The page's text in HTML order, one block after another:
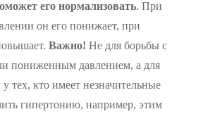
его нормализовать. При
он его понижает, при
Важно! Не для борьбы с
пониженным давлением, а для
тех, кто имеет незначительные
гипертонию, например, этим